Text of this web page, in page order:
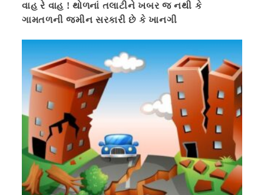
વાહ રે વાહ ! થોળનાં તલાટીને ખબર જ નથી કે
ગામતળની જમીન સરકારી છે કે ખાનગી